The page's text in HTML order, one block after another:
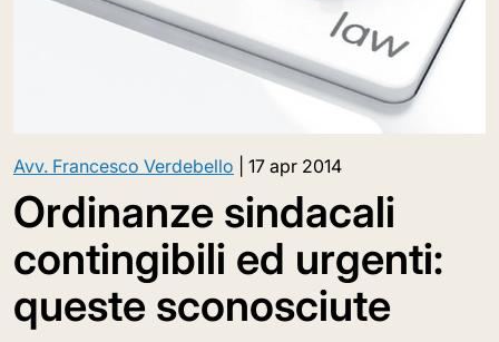
Avv. Francesco Verdebello 17 apr 2014
Ordinanze sindacali
contingibili ed urgenti:
queste sconosciute